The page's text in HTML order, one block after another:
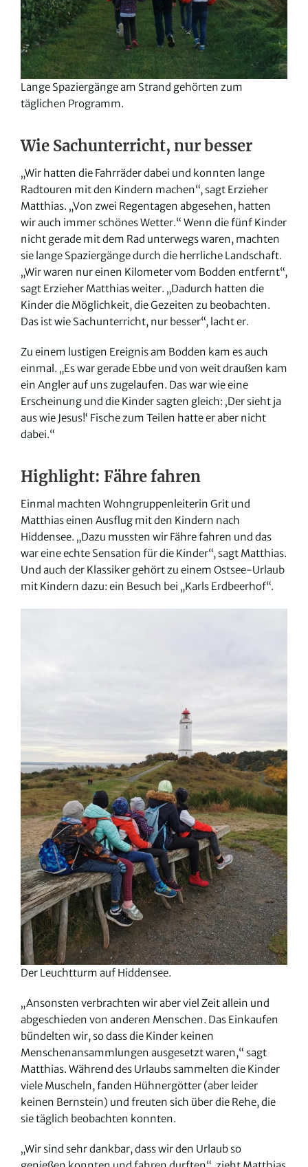
Lange Spaziergänge am Strand gehörten zum
täglichen Programm.
Wie Sachunterricht, nur besser
„Wir hatten die Fahrräder dabei und konnten lange
Radtouren mit den Kindern machen“, sagt Erzieher
Matthias. „Von zwei Regentagen abgesehen, hatten
wir auch immer schönes Wetter.“ Wenn die fünf Kinder
nicht gerade mit dem Rad unterwegs waren, machten
sie lange Spaziergänge durch die herrliche Landschaft.
„Wir waren nur einen Kilometer vom Bodden entfernt“,
sagt Erzieher Matthias weiter. „Dadurch hatten die
Kinder die Möglichkeit, die Gezeiten zu beobachten.
Das ist wie Sachunterricht, nur besser“, lacht er.
Zu einem lustigen Ereignis am Bodden kam es auch
einmal. „Es war gerade Ebbe und von weit draußen kam
ein Angler auf uns zugelaufen. Das war wie eine
Erscheinung und die Kinder sagten gleich: ‚Der sieht ja
aus wie Jesus!‘ Fische zum Teilen hatte er aber nicht
dabei.“
Highlight: Fähre fahren
Einmal machten Wohngruppenleiterin Grit und
Matthias einen Ausflug mit den Kindern nach
Hiddensee. „Dazu mussten wir Fähre fahren und das
war eine echte Sensation für die Kinder“, sagt Matthias.
Und auch der Klassiker gehört zu einem Ostsee-Urlaub
mit Kindern dazu: ein Besuch bei „Karls Erdbeerhof“.
Der Leuchtturm auf Hiddensee.
„Ansonsten verbrachten wir aber viel Zeit allein und
abgeschieden von anderen Menschen. Das Einkaufen
bündelten wir, so dass die Kinder keinen
Menschenansammlungen ausgesetzt waren,“ sagt
Matthias. Während des Urlaubs sammelten die Kinder
viele Muscheln, fanden Hühnergötter (aber leider
keinen Bernstein) und freuten sich über die Rehe, die
sie täglich beobachten konnten.
„Wir sind sehr dankbar, dass wir den Urlaub so